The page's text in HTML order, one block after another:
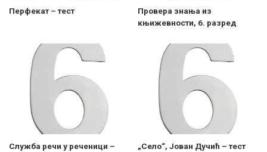
Перфекат – тест
Провера знања из
књижевности, 6. разред
Служба речи у реченици –
„Село“, Јован Дучић – тест